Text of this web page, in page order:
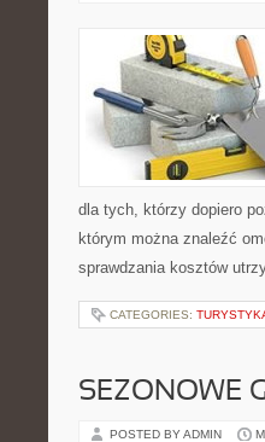
dla tych, którzy dopiero
którym można znaleźć
sprawdzania kosztów
CATEGORIES:
SEZONOWE
POSTED BY ADMIN